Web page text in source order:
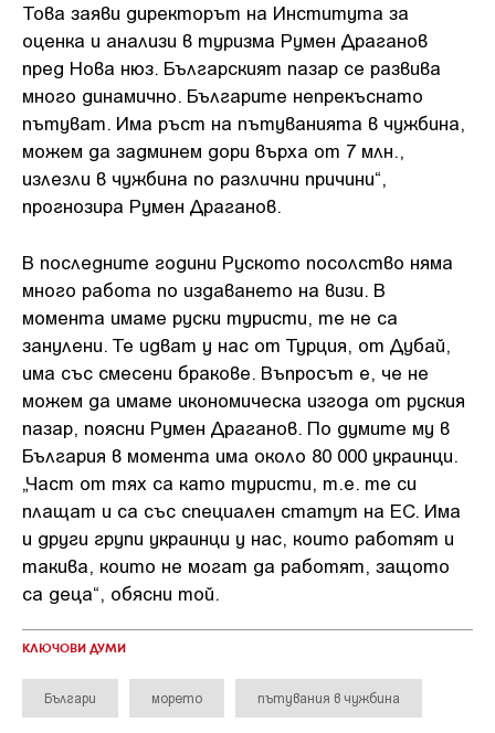
Това заяви директорът на Института за
оценка и анализи в туризма Румен Драганов
пред Нова нюз. Българският пазар се развива
много динамично. Българите непрекъснато
пътуват. Има ръст на пътуванията в чужбина,
можем да задминем дори върха от 7 млн.,
излезли в чужбина по различни причини“,
прогнозира Румен Драганов.
В последните години Руското посолство няма
много работа по издаването на визи. В
момента имаме руски туристи, те не са
занулени. Те идват у нас от Турция, от Дубай,
има със смесени бракове. Въпросът е, че не
можем да имаме икономическа изгода от руския
пазар, поясни Румен Драганов. По думите му в
България в момента има около 80 000 украинци.
„Част от тях са като туристи, т.е. те си
плащат и са със специален статут на ЕС. Има
и други групи украинци у нас, които работят и
такива, които не могат да работят, защото
са деца“, обясни той.
КЛЮЧОВИ ДУМИ
Българи морето пътувания в чужбина